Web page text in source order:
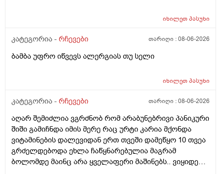
იხილეთპასუხი
კატეგორია - რჩევები თარიღი :08-06-2026
ბამბა უფრო იწვევს ალერგიას თუ სელი
იხილეთპასუხი
კატეგორია - რჩევები თარიღი :08-06-2026
აღარ შემიძლია ვგრძნობ რომ არაბუნებრივი პანიკური
შიში გამიჩნდა იმის მერე რაც ურტი კარია მქონდა
ვიტამინების დალევიდან ერთ თვეში დამეწყო 10 თვეა
გრძელდებოდა ეხლა ჩაწყნარებულია მაგრამ
ბოლომდე მაინც არა ყველაფერი მაშინებს.. ვიყიდე